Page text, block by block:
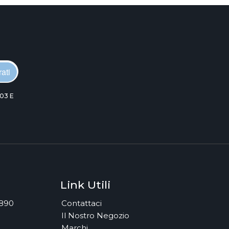
E
Link Utili
Contattaci
Il Nostro Negozio